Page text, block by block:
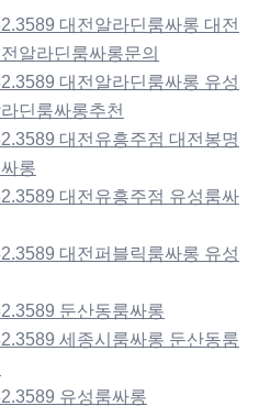
대전알라딘룸싸롱 대전
알라딘룸싸롱문의
대전알라딘룸싸롱 유성
딘룸싸롱추천
대전유흥주점 대전봉명
롱
대전유흥주점 유성룸싸
대전퍼블릭룸싸롱 유성
둔산동룸싸롱
세종시룸싸롱 둔산동룸
유성룸싸롱